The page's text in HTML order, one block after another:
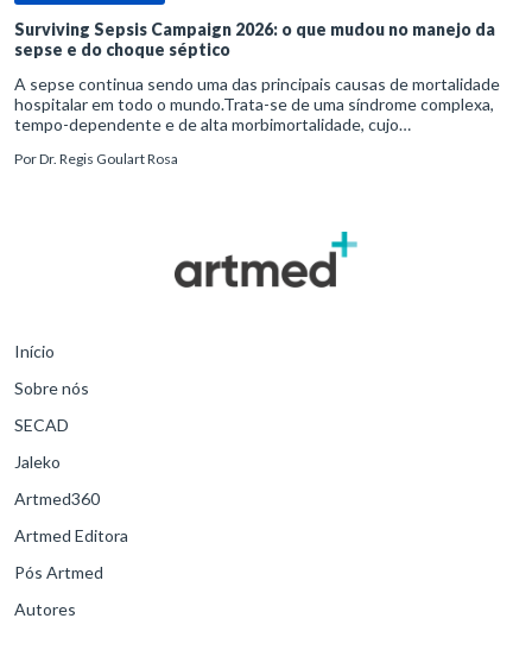
Surviving Sepsis Campaign 2026: o que mudou no manejo da
sepse e do choque séptico
A sepse continua sendo uma das principais causas de mortalidade
hospitalar em todo o mundo.Trata-se de uma síndrome complexa,
tempo-dependente e de alta morbimortalidade, cujo
para o desfe
PorDr. Regis Goulart Rosa
Início
Sobre nós
SECAD
Jaleko
Artmed360
Artmed Editora
Pós Artmed
Autores